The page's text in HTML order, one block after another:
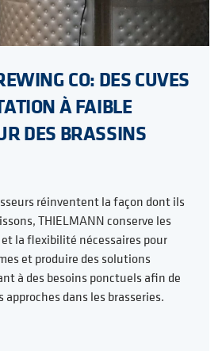
CO: DES CUVES
À FAIBLE
DES BRASSINS
réinventent la façon dont ils
THIELMANN conserve les
la flexibilité nécessaires pour
et produire des solutions
à des besoins ponctuels afin de
dans les brasseries.